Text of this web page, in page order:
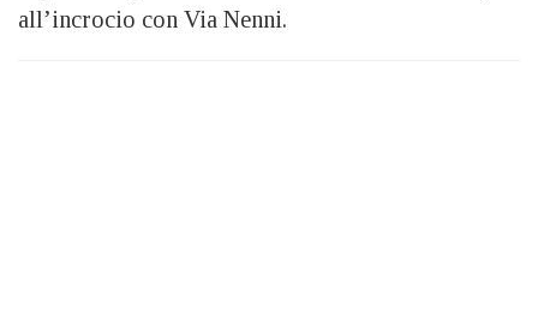
all’incrocio con Via Nenni.